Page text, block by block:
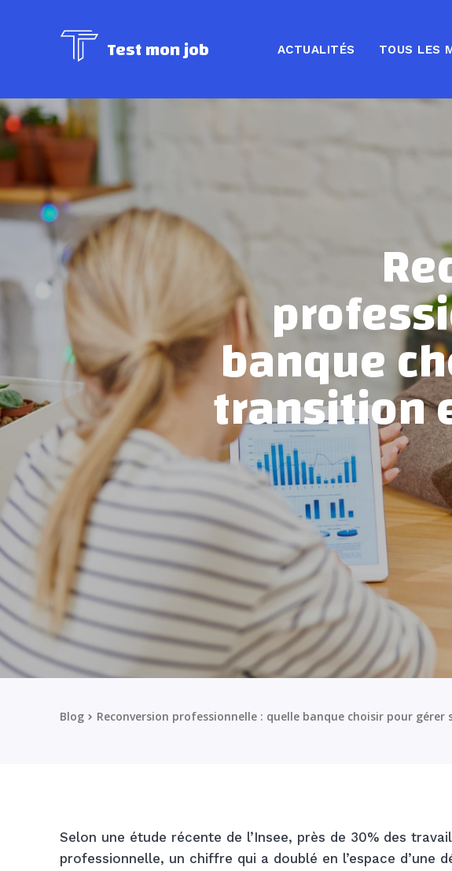
Test mon job ACTUALITÉS TOUS LES
banque
transition
Blog Reconversion professionnelle : quelle banque choisir pour
Selon une étude récente de l’Insee, près de 30% des
professionnelle, un chiffre qui a doublé en l’espace d’une